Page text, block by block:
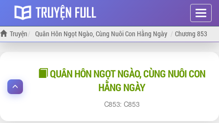
Hiện
menu
Truyện Quân Hôn Ngọt Ngào, Cùng Nuôi Con Hằng Ngày Chương 853
QUÂN HÔN NGỌT NGÀO, CÙNG NUÔI CON
HẰNG NGÀY
853: 853